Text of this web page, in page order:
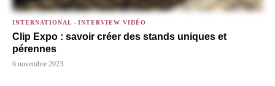
INTERNATIONAL - INTERVIEW VIDÉO
Clip Expo : savoir créer des stands uniques et
pérennes
6 novembre 2023